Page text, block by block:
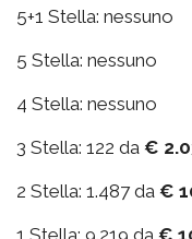
5+1 Stella: nessuno
5 Stella: nessuno
4 Stella: nessuno
3 Stella: 122 da €
2 Stella: 1.487 da €
1 Stella: 9.219 da €